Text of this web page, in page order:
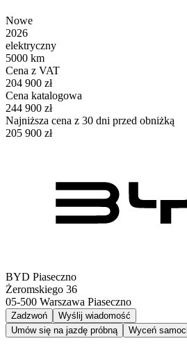
Nowe
2026
elektryczny
5000 km
Cena z VAT
204 900 zł
Cena katalogowa
244 900 zł
Najniższa cena z 30 dni przed obniżką
205 900 zł
BYD Piaseczno
Żeromskiego 36
05-500 Warszawa Piaseczno
Zadzwoń
Wyślij wiadomość
Umów się na jazdę próbną
Wyceń